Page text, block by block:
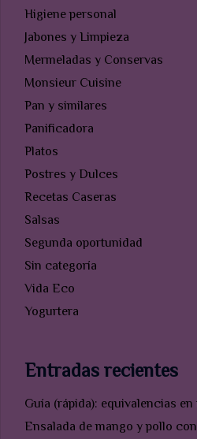
Higiene personal
Jabones y Limpieza
Mermeladas y Conservas
Monsieur Cuisine
Pan y similares
Panificadora
Platos
Postres y Dulces
Recetas Caseras
Salsas
Segunda oportunidad
Sin categoría
Vida Eco
Yogurtera
Entradas recientes
Guía (rápida): equivalencias
Ensalada de mango y pollo